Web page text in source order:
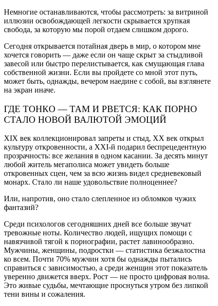
Немногие останавливаются, чтобы рассмотреть: за витриной
иллюзии освобождающей легкости скрывается хрупкая
свобода, за которую мы порой отдаем слишком дорого.
Сегодня открывается потайная дверь в мир, о котором мне
хочется говорить — даже если он чаще скрыт за стыдливой
завесой или быстро перелистывается, как смущающая глава
собственной жизни. Если вы пройдете со мной этот путь,
может быть, однажды, вечером наедине с собой, вы взглянете
на экран иначе.
ГДЕ ТОНКО — ТАМ И РВЕТСЯ: КАК ПОРНО
СТАЛО НОВОЙ ВАЛЮТОЙ ЭМОЦИЙ
XIX век коллекционировал запреты и стыд, XX век открыл
культуру откровенности, а XXI-й подарил беспрецедентную
прозрачность: все желания в одном касании. За десять минут
любой житель мегаполиса может увидеть больше
откровенных сцен, чем за всю жизнь видел средневековый
монарх. Стало ли наше удовольствие полноценнее?
Или, напротив, оно стало слепленное из обломков чужих
фантазий?
Среди психологов сегодняшних дней все больше звучат
тревожные ноты. Количество людей, ищущих помощи с
навязчивой тягой к порнографии, растет лавинообразно.
Мужчины, женщины, подростки — статистика безжалостна
ко всем. Почти 70% мужчин хотя бы однажды пытались
справиться с зависимостью, а среди женщин этот показатель
уверенно движется вверх. Рост — не просто цифровая волна.
Это живые судьбы, мечтающие проснуться утром без липкой
тени вины и сожаления.